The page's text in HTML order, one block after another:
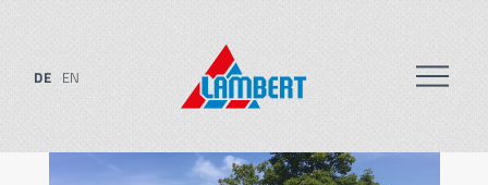
DE EN